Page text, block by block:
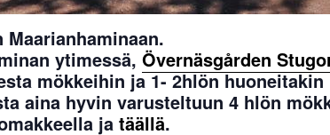
ytimessä, Övernäsgården
mökkeihin ja 1- 2hlön
aina hyvin varusteltuun 4 hlön
ja täällä.